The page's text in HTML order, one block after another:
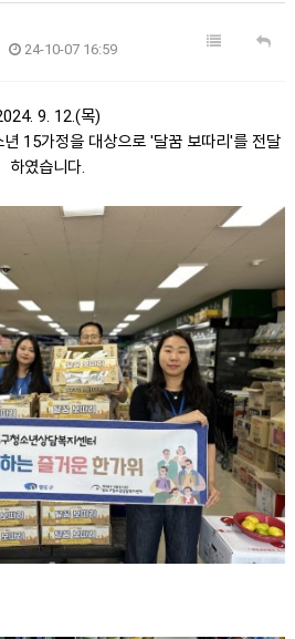
24-10-07 16:59
9. 12.(목)
15가정을 대상으로 '달꿈 보따리'를 전달
하였습니다.